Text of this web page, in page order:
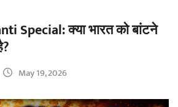
Special: क्या भारत को बांटने
May 19, 2026